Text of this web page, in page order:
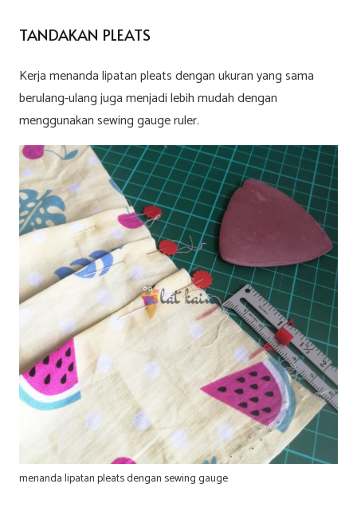
TANDAKAN PLEATS
Kerja menanda lipatan pleats dengan ukuran yang sama
berulang-ulang juga menjadi lebih mudah dengan
menggunakan sewing gauge ruler.
menanda lipatan pleats dengan sewing gauge